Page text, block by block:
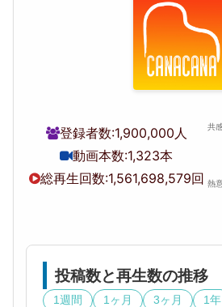
登録者数:1,900,000人
動画本数:1,323本
総再生回数:1,561,698,579回
投稿数と再生数の推移
1週間 1ヶ月 3ヶ月 1年